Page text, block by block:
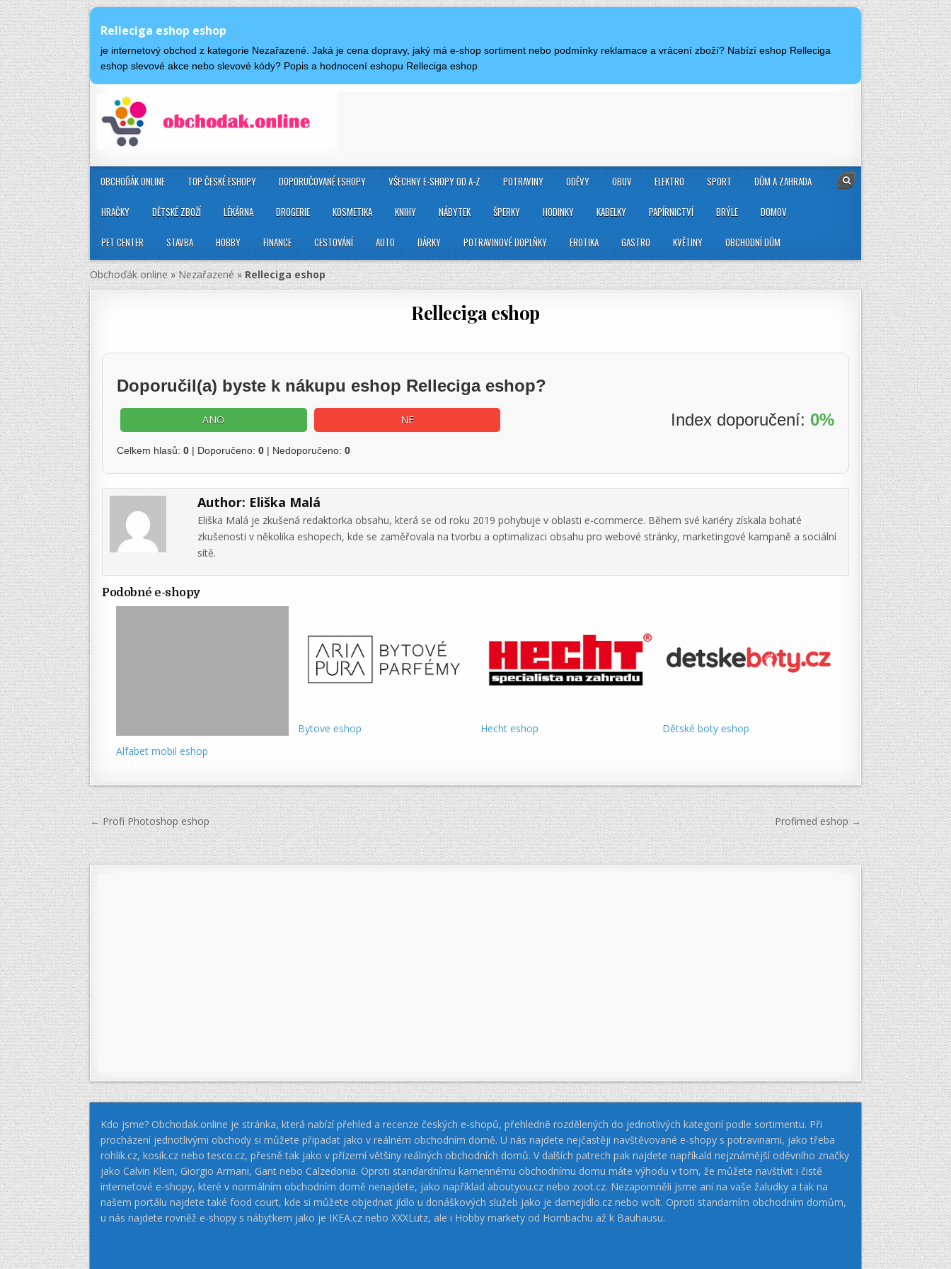
Relleciga eshop eshop
je internetový obchod z kategorie Nezařazené. Jaká je cena dopravy, jaký má e-shop sortiment nebo podmínky reklamace a vrácení zboží? Nabízí eshop Relleciga
eshop slevové akce nebo slevové kódy? Popis a hodnocení eshopu Relleciga eshop
OBCHOĎÁK ONLINE TOP ČESKÉ ESHOPY DOPORUČOVANÉ ESHOPY VŠECHNY E-SHOPY OD A-Z POTRAVINY ODĚVY OBUV ELEKTRO SPORT DŮM A ZAHRADA
HRAČKY DĚTSKÉ ZBOŽÍ LÉKÁRNA DROGERIE KOSMETIKA KNIHY NÁBYTEK ŠPERKY HODINKY KABELKY PAPÍRNICTVÍ BRÝLE DOMOV
PET CENTER STAVBA HOBBY FINANCE CESTOVÁNÍ AUTO DÁRKY POTRAVINOVÉ DOPLŇKY EROTIKA GASTRO KVĚTINY OBCHODNÍ DŮM
Obchoďák online»Nezařazené»Relleciga eshop
Relleciga eshop
Doporučil(a) byste k nákupu eshop Relleciga eshop?
ANO NE Index doporučení: 0%
Celkem hlasů: 0 | Doporučeno: 0 | Nedoporučeno: 0
Author: Eliška Malá
Eliška Malá je zkušená redaktorka obsahu, která se od roku 2019 pohybuje v oblasti e-commerce. Během své kariéry získala bohaté
zkušenosti v několika eshopech, kde se zaměřovala na tvorbu a optimalizaci obsahu pro webové stránky, marketingové kampaně a sociální
sítě.
Podobné e-shopy
Alfabet mobil eshop
Bytove eshop Hecht eshop Dětské boty eshop
Navigace
pro
příspěvek
← Profi Photoshop eshop Profimed eshop →
Kdo jsme? Obchodak.online je stránka, která nabízí přehled a recenze českých e-shopů, přehledně rozdělených do jednotlivých kategorií podle sortimentu. Při
procházení jednotlivými obchody si můžete připadat jako v reálném obchodním domě. U nás najdete nejčastěji navštěvované e-shopy s potravinami, jako třeba
rohlik.cz, kosik.cz nebo tesco.cz, přesně tak jako v přízemí většiny reálných obchodních domů. V dalších patrech pak najdete napříkald nejznámější oděvního značky
jako Calvin Klein, Giorgio Armani, Gant nebo Calzedonia. Oproti standardnímu kamennému obchodnímu domu máte výhodu v tom, že můžete navštívit i čistě
internetové e-shopy, které v normálním obchodním domě nenajdete, jako například aboutyou.cz nebo zoot.cz. Nezapomněli jsme ani na vaše žaludky a tak na
našem portálu najdete také food court, kde si můžete objednat jídlo u donáškových služeb jako je damejidlo.cz nebo wolt. Oproti standarním obchodním domům,
u nás najdete rovněž e-shopy s nábytkem jako je IKEA.cz nebo XXXLutz, ale i Hobby markety od Hornbachu až k Bauhausu.